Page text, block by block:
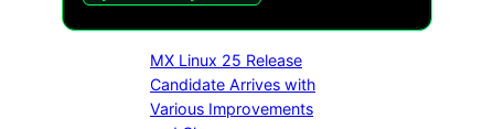
MX Linux 25 Release
Candidate Arrives with
Various Improvements